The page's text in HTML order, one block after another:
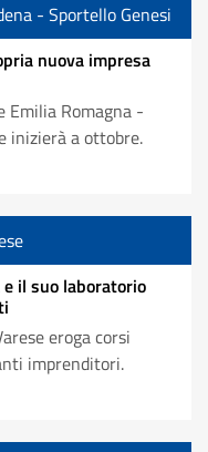
- Sportello Genesi
nuova impresa
Emilia Romagna -
inizierà a ottobre.
il suo laboratorio
eroga corsi
imprenditori.